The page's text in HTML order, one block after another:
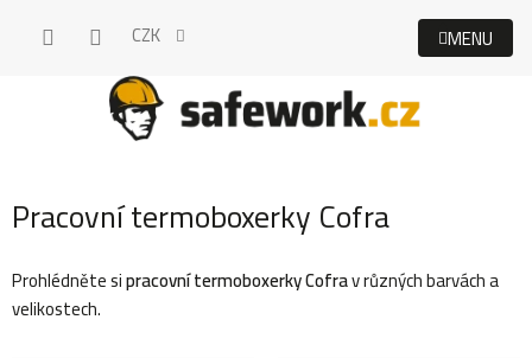
CZK
Pracovní termoboxerky Cofra
Prohlédněte sipracovní termoboxerky Cofrav různých barvách a
velikostech.